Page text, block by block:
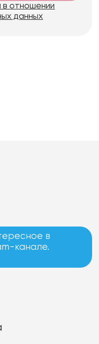
в отношении
данных
в
канале.